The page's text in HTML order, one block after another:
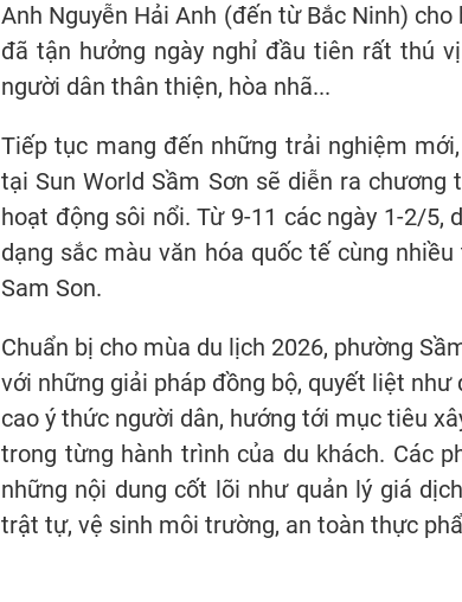
Anh Nguyễn Hải Anh (đến từ Bắc Ninh)
đã tận hưởng ngày nghỉ đầu tiên rất thú
người dân thân thiện, hòa nhã...
Tiếp tục mang đến những trải nghiệm
tại Sun World Sầm Sơn sẽ diễn ra
hoạt động sôi nổi. Từ 9-11 các ngày 1-2/
dạng sắc màu văn hóa quốc tế cùng
Sam Son.
Chuẩn bị cho mùa du lịch 2026, phường
với những giải pháp đồng bộ, quyết liệt
cao ý thức người dân, hướng tới mục tiêu
trong từng hành trình của du khách. Các
những nội dung cốt lõi như quản lý giá
trật tự, vệ sinh môi trường, an toàn thực